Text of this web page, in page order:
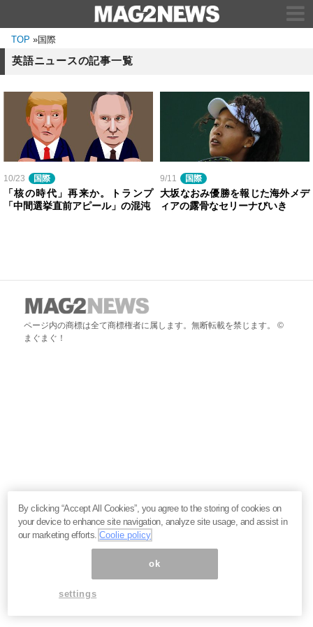
TOP »国際
英語ニュースの記事一覧
10/23 国際
「核の時代」再来か。トランプ
「中間選挙直前アピール」の混沌
9/11 国際
大坂なおみ優勝を報じた海外メデ
ィアの露骨なセリーナびいき
ページ内の商標は全て商標権者に属します。無断転載を禁じます。 ©
まぐまぐ！
By clicking “Accept All Cookies”, you agree to the storing of cookies on
your device to enhance site navigation, analyze site usage, and assist in
our marketing efforts.Coolie policy
ok
settings